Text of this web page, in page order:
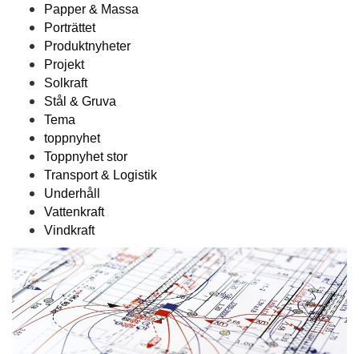
Papper & Massa
Porträttet
Produktnyheter
Projekt
Solkraft
Stål & Gruva
Tema
toppnyhet
Toppnyhet stor
Transport & Logistik
Underhåll
Vattenkraft
Vindkraft